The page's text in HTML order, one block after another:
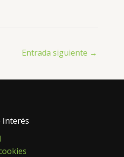
Entrada siguiente →
Interés